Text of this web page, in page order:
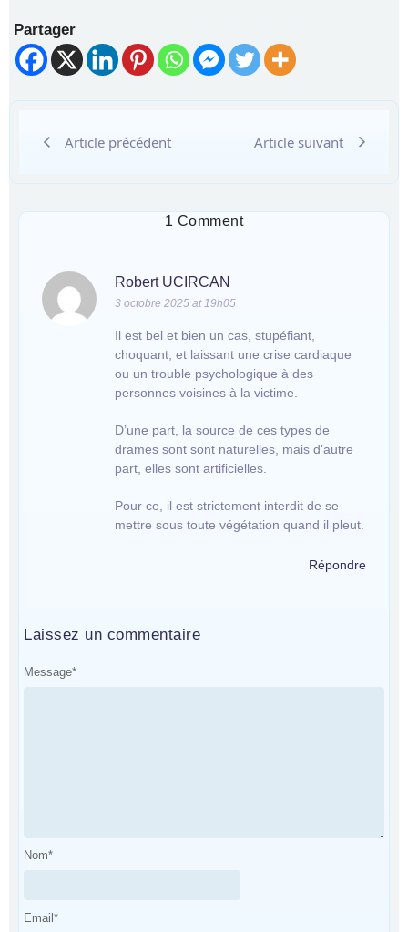
Partager
Article précédent Article suivant
1 Comment
Robert UCIRCAN
3 octobre 2025 at 19h05
Il est bel et bien un cas, stupéfiant,
choquant, et laissant une crise cardiaque
ou un trouble psychologique à des
personnes voisines à la victime.
D’une part, la source de ces types de
drames sont sont naturelles, mais d’autre
part, elles sont artificielles.
Pour ce, il est strictement interdit de se
mettre sous toute végétation quand il pleut.
Répondre
Laissez un commentaire
Message*
Nom*
Email*